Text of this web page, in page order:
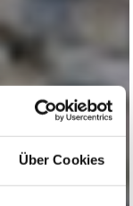
Über Cookies